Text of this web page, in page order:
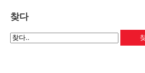
찾다